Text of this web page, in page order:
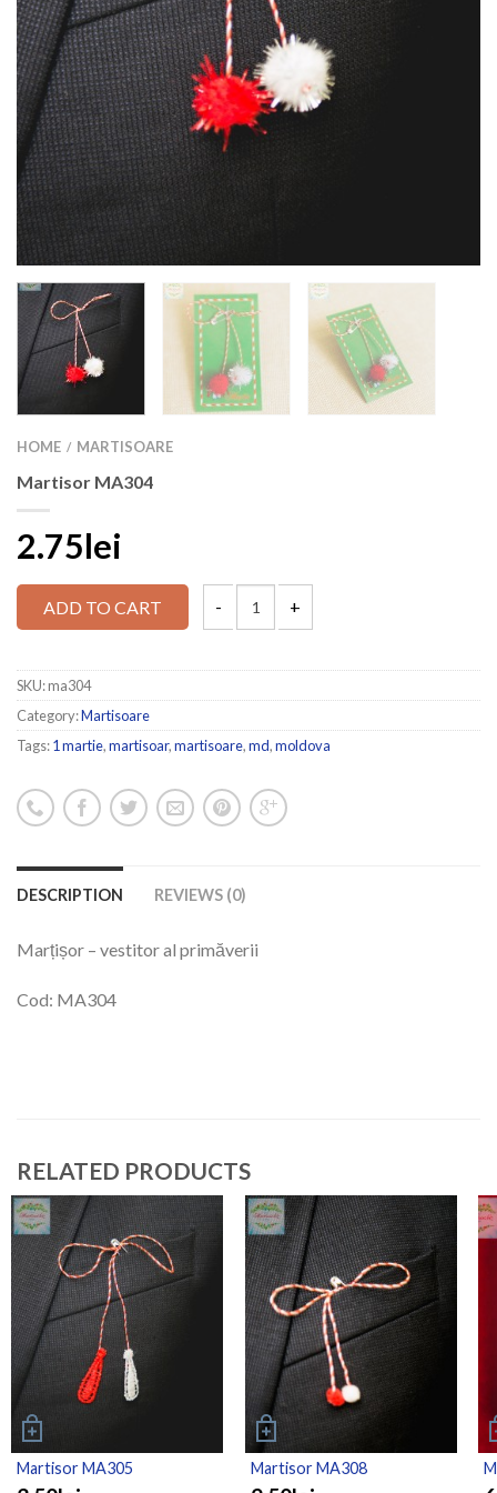
HOME / MARTISOARE
Martisor MA304
2.75lei
ADD TO CART
SKU:ma304
Category:Martisoare
Tags:1 martie,martisoar,martisoare,md,moldova
DESCRIPTION REVIEWS (0)
Marțișor – vestitor al primăverii
Cod: MA304
RELATED PRODUCTS
Martisor MA305 Martisor MA308